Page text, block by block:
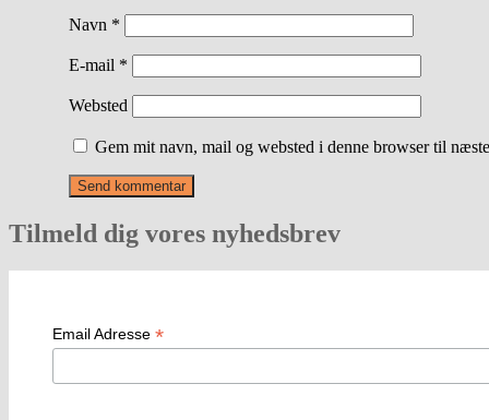
Navn *
E-mail *
Websted
Gem mit navn, mail og websted i denne browser til
Tilmeld dig vores nyhedsbrev
Email Adresse *